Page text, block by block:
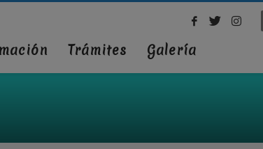
Trámites
Galería